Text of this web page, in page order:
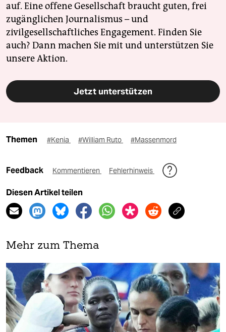
auf. Eine offene Gesellschaft braucht guten, frei
zugänglichen Journalismus – und
zivilgesellschaftliches Engagement. Finden Sie
auch? Dann machen Sie mit und unterstützen Sie
unsere Aktion.
Jetzt unterstützen
Themen #Kenia #William Ruto #Massenmord
Feedback Kommentieren Fehlerhinweis
Diesen Artikel teilen
Mehr zum Thema